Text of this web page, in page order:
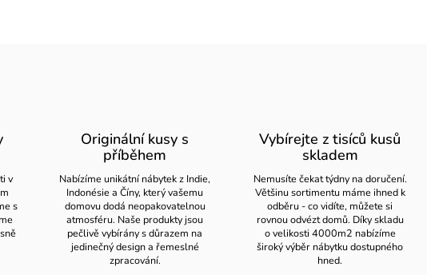
v
s
Originální kusy s
příběhem
Nabízíme unikátní nábytek z Indie,
Indonésie a Číny, který vašemu
domovu dodá neopakovatelnou
atmosféru. Naše produkty jsou
pečlivě vybírány s důrazem na
jedinečný design a řemeslné
zpracování.
Vybírejte z tisíců kusů
skladem
Nemusíte čekat týdny na doručení.
Většinu sortimentu máme ihned k
odběru - co vidíte, můžete si
rovnou odvézt domů. Díky skladu
o velikosti 4000m2 nabízíme
široký výběr nábytku dostupného
hned.